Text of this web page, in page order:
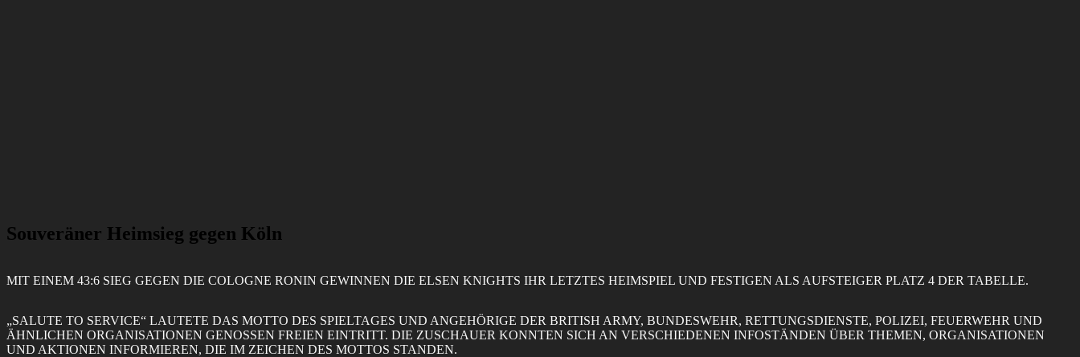
Souveräner Heimsieg gegen Köln
MIT EINEM 43:6 SIEG GEGEN DIE COLOGNE RONIN GEWINNEN DIE ELSEN KNIGHTS IHR LETZTES HEIMSPIEL UND FESTIGEN ALS AUFSTEIGER PLATZ 4 DER TABELLE.
„SALUTE TO SERVICE“ LAUTETE DAS MOTTO DES SPIELTAGES UND ANGEHÖRIGE DER BRITISH ARMY, BUNDESWEHR, RETTUNGSDIENSTE, POLIZEI, FEUERWEHR UND
ÄHNLICHEN ORGANISATIONEN GENOSSEN FREIEN EINTRITT. DIE ZUSCHAUER KONNTEN SICH AN VERSCHIEDENEN INFOSTÄNDEN ÜBER THEMEN, ORGANISATIONEN
UND AKTIONEN INFORMIEREN, DIE IM ZEICHEN DES MOTTOS STANDEN.